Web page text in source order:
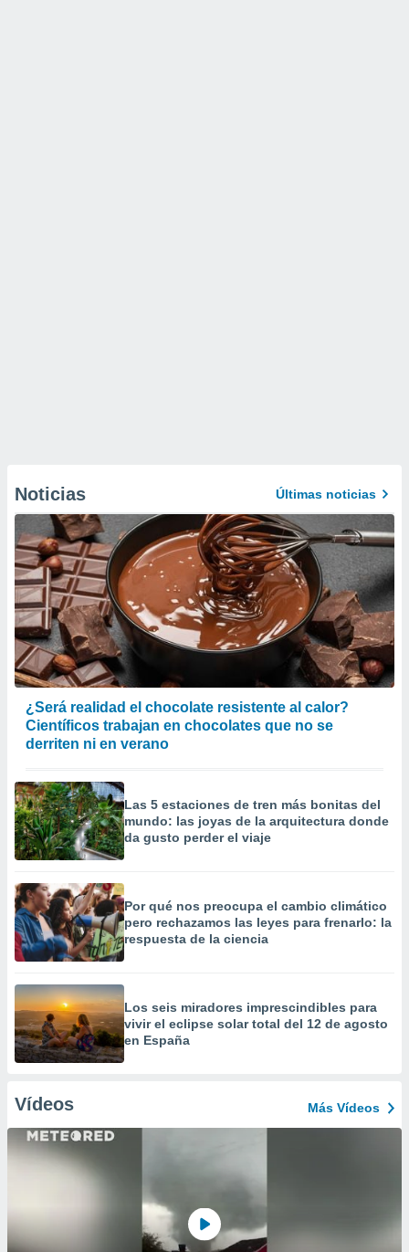
Noticias Últimas noticias
¿Será realidad el chocolate resistente al calor?
Científicos trabajan en chocolates que no se
derriten ni en verano
Las 5 estaciones de tren más bonitas del
mundo: las joyas de la arquitectura donde
da gusto perder el viaje
Por qué nos preocupa el cambio climático
pero rechazamos las leyes para frenarlo: la
respuesta de la ciencia
Los seis miradores imprescindibles para
vivir el eclipse solar total del 12 de agosto
en España
Vídeos Más Vídeos